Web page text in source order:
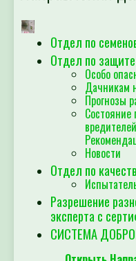
Отдел по
Отдел по
Особо
Дачникам
Прогнозы
Новости
Отдел по
Разрешение
эксперта с
СИСТЕМА
Открыть